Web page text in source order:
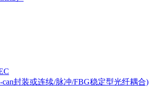
can封装或连续/脉冲/FBG稳定型光纤耦合)